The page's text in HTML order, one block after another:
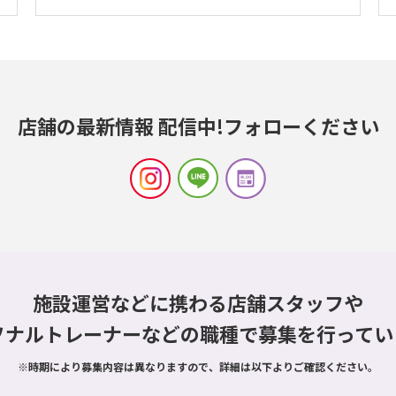
店舗の最新情報 配信中!フォローください
施設運営などに携わる店舗スタッフや
ルトレーナーなどの職種で募集を行って
※時期により募集内容は異なりますので、詳細は以下よりご確認ください。